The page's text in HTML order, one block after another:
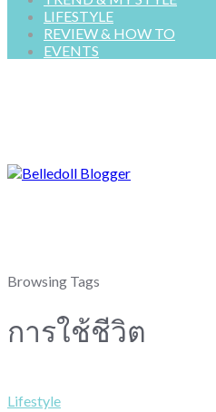
LIFESTYLE
REVIEW & HOW TO
EVENTS
Browsing Tags
การใช้ชีวิต
Lifestyle